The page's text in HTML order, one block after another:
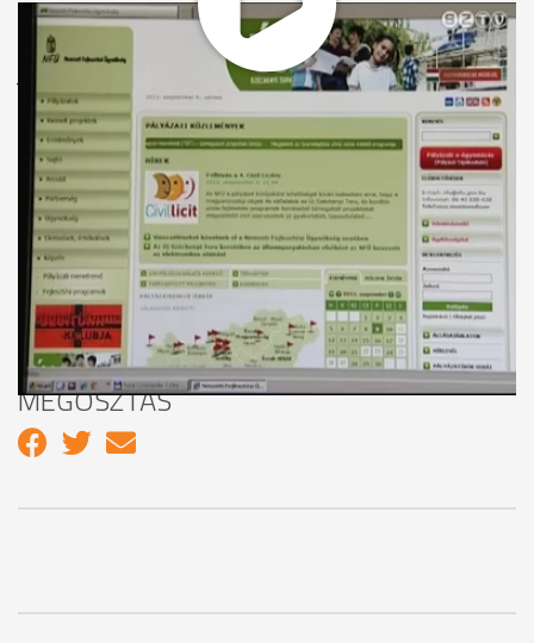
A Nemzeti Fejlesztési Ügynökség felhívja a pályázók
figyelmét, hogy pályázatuk benyújtása során körültekintően
járjanak el. Ellenőrizzék a pályázat azonosító számát és
minden egyéb adatát awww.nfu.hu
honlapon. Az ügynökség
arra figyelmeztet, hogy az utóbbi időben felszámolás alatt
álló vagy fiktív pályázati tanácsadó cégek is megjelentek, így
aki közvetítőt vesz igénybe a pályázati eljárásban, keresse fel
személyesen az irodát, és ellenőrizze, hogy a vállalkozás
szerepel-e a cégnyilvántartásban. Az ügynökség awww.anti-
lop.huweboldalon várja a bejelentéseket az uniós
támogatásokhoz köthető visszaélésekkel kapcsolatban.
MEGOSZTÁS